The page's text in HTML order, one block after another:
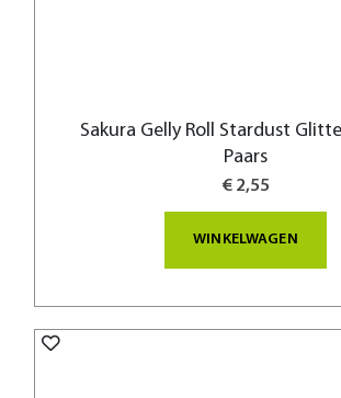
Sakura Gelly Roll Stardust
Paars
€ 2,55
WINKELWAGEN